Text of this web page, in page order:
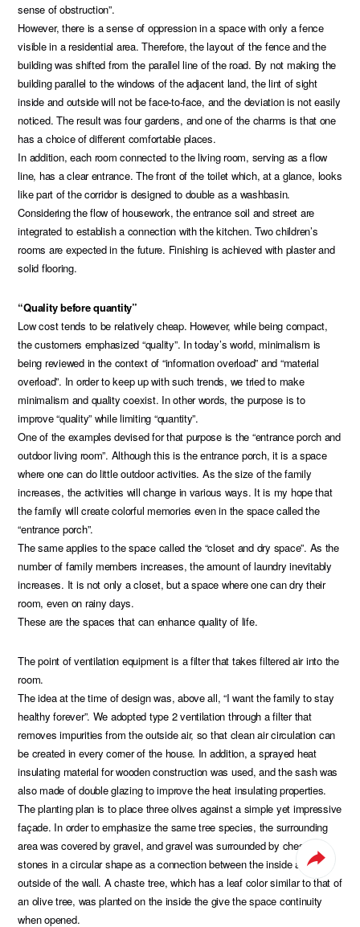
sense of obstruction”.
However, there is a sense of oppression in a space with only a fence
visible in a residential area. Therefore, the layout of the fence and the
building was shifted from the parallel line of the road. By not making the
building parallel to the windows of the adjacent land, the lint of sight
inside and outside will not be face-to-face, and the deviation is not easily
noticed. The result was four gardens, and one of the charms is that one
has a choice of different comfortable places.
In addition, each room connected to the living room, serving as a flow
line, has a clear entrance. The front of the toilet which, at a glance, looks
like part of the corridor is designed to double as a washbasin.
Considering the flow of housework, the entrance soil and street are
integrated to establish a connection with the kitchen. Two children’s
rooms are expected in the future. Finishing is achieved with plaster and
solid flooring.
“Quality before quantity”
Low cost tends to be relatively cheap. However, while being compact,
the customers emphasized “quality”. In today’s world, minimalism is
being reviewed in the context of “information overload” and “material
overload”. In order to keep up with such trends, we tried to make
minimalism and quality coexist. In other words, the purpose is to
improve “quality” while limiting “quantity”.
One of the examples devised for that purpose is the “entrance porch and
outdoor living room”. Although this is the entrance porch, it is a space
where one can do little outdoor activities. As the size of the family
increases, the activities will change in various ways. It is my hope that
the family will create colorful memories even in the space called the
“entrance porch”.
The same applies to the space called the “closet and dry space”. As the
number of family members increases, the amount of laundry inevitably
increases. It is not only a closet, but a space where one can dry their
room, even on rainy days.
These are the spaces that can enhance quality of life.
The point of ventilation equipment is a filter that takes filtered air into the
room.
The idea at the time of design was, above all, “I want the family to stay
healthy forever”. We adopted type 2 ventilation through a filter that
removes impurities from the outside air, so that clean air circulation can
be created in every corner of the house. In addition, a sprayed heat
insulating material for wooden construction was used, and the sash was
also made of double glazing to improve the heat insulating properties.
The planting plan is to place three olives against a simple yet impressive
façade. In order to emphasize the same tree species, the surrounding
area was covered by gravel, and gravel was surrounded by chestnut
stones in a circular shape as a connection between the inside and the
outside of the wall. A chaste tree, which has a leaf color similar to that of
an olive tree, was planted on the inside the give the space continuity
when opened.